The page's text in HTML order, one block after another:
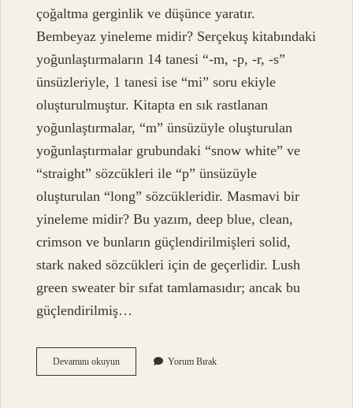
çoğaltma gerginlik ve düşünce yaratır.
Bembeyaz yineleme midir? Serçekuş kitabındaki
yoğunlaştırmaların 14 tanesi “-m, -p, -r, -s”
ünsüzleriyle, 1 tanesi ise “mi” soru ekiyle
oluşturulmuştur. Kitapta en sık rastlanan
yoğunlaştırmalar, “m” ünsüzüyle oluşturulan
yoğunlaştırmalar grubundaki “snow white” ve
“straight” sözcükleri ile “p” ünsüzüyle
oluşturulan “long” sözcükleridir. Masmavi bir
yineleme midir? Bu yazım, deep blue, clean,
crimson ve bunların güçlendirilmişleri solid,
stark naked sözcükleri için de geçerlidir. Lush
green sweater bir sıfat tamlamasıdır; ancak bu
güçlendirilmiş…
Devamını okuyunAğır
Ağır
Yorum Bırak